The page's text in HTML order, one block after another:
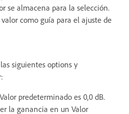
se almacena para la selección.
como guía para el ajuste de
siguientes options y
predeterminado es 0,0 dB.
la ganancia en un Valor